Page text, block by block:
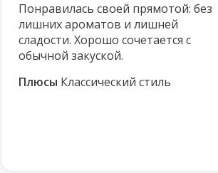
Понравилась своей прямотой: без
лишних ароматов и лишней
сладости. Хорошо сочетается с
обычной закуской.
Плюсы Классический стиль